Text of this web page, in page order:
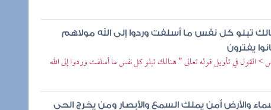
تبلو كل نفس ما أسلفت وردوا إلى الله مولاهم
يفترون
القول في تأويل قوله تعالى " هنالك تبلو كل نفس ما أسلفت وردوا إلى الله
والأرض أمن يملك السمع والأبصار ومن يخرج الحي